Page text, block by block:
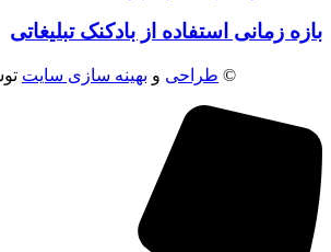
بازه زمانی استفاده از بادکنک تبلیغاتی
© طراحی و بهینه سازی سایت